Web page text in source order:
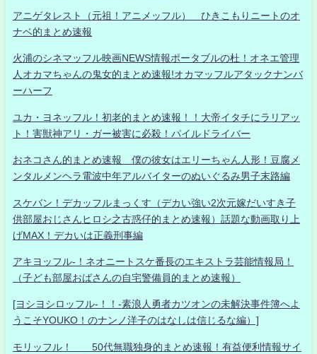
アニゲタレスト（元祖！アニメッフル） ひきこもりニートのオ
ナベ的まとめ速報
火浦のシネマッフル映画NEWS情報ポータブルの杜！オネエ管理
人オカマちゃんの鬼女的まとめ速報!オカマッフルアタックナンバ
ーハーフ
ユカ・ヨネッフル！初老的まとめ速報！！大帝イタチにラリアッ
ト！害獣神アリ・ガー被害に必殺！パイルドライバー
おネコさん的まとめ速報 僕の彼女はエリーちゃん人形！豆腐メ
ンタルメンヘラ電波中年アルバイターのぬいぐるみ男子末路編
スケバン！デカッフルまっくす（デカい強い2次元嫁だいすき子
供部屋おじさんヒロシ之古惑仔的まとめ速報）話題な動画取り上
げMAX！デカいは正義刑事編
アキヨッフル-！ネオニートスケ番長のエキストラ芸能情報局！
（子ども部屋おばさんの自宅警備員的まとめ速報）
[ヨシヨシロッフル-！！-素浪人勇者カツオンの未解決事件簿へよ
うこそYOUKO！のナンノ洋子のはなしは信じるな編）]
モリッフル！ 50代無職独身的まとめ速報！有益便利情報サイ